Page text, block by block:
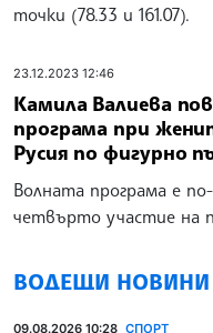
точки (78.33 и 161.07).
23.12.2023 12:46
Камила Валиева
програма при
Русия по фигурно
Волната програма е
четвърто участие на
ВОДЕЩИ НОВИНИ
09.08.2026 10:28 СПОРТ